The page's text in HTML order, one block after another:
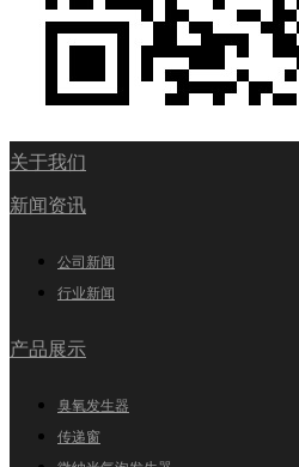
关于我们
新闻资讯
公司新闻
行业新闻
产品展示
臭氧发生器
传递窗